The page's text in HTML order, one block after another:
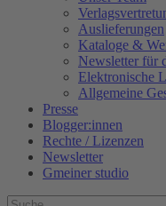
Auslieferungen
Kataloge &
Newsletter für
Elektronische
Allgemeine
Presse
Blogger:innen
Rechte / Lizenzen
Newsletter
Gmeiner studio